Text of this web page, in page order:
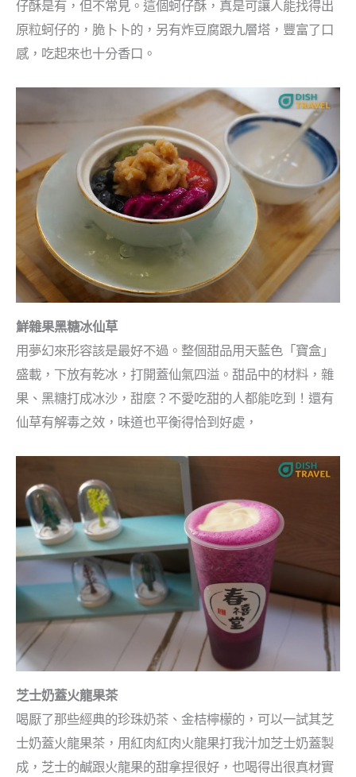
仔酥是有，但不常見。這個蚵仔酥，真是可讓人能找得出
原粒蚵仔的，脆卜卜的，另有炸豆腐跟九層塔，豐富了口
感，吃起來也十分香口。
鮮雜果黑糖冰仙草
用夢幻來形容該是最好不過。整個甜品用天藍色「寶盒」
盛載，下放有乾冰，打開蓋仙氣四溢。甜品中的材料，雜
果、黑糖打成冰沙，甜麼？不愛吃甜的人都能吃到！還有
仙草有解毒之效，味道也平衡得恰到好處，
芝士奶蓋火龍果茶
喝厭了那些經典的珍珠奶茶、金桔檸檬的，可以一試其芝
士奶蓋火龍果茶，用紅肉紅肉火龍果打我汁加芝士奶蓋製
成，芝士的鹹跟火龍果的甜拿捏很好，也喝得出很真材實